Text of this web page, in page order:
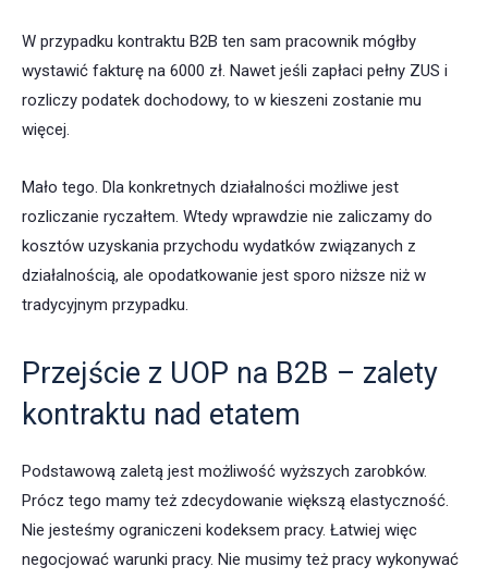
W przypadku kontraktu B2B ten sam pracownik mógłby
wystawić fakturę na 6000 zł. Nawet jeśli zapłaci pełny ZUS i
rozliczy podatek dochodowy, to w kieszeni zostanie mu
więcej.
Mało tego. Dla konkretnych działalności możliwe jest
rozliczanie ryczałtem. Wtedy wprawdzie nie zaliczamy do
kosztów uzyskania przychodu wydatków związanych z
działalnością, ale opodatkowanie jest sporo niższe niż w
tradycyjnym przypadku.
Przejście z UOP na B2B – zalety
kontraktu nad etatem
Podstawową zaletą jest możliwość wyższych zarobków.
Prócz tego mamy też zdecydowanie większą elastyczność.
Nie jesteśmy ograniczeni kodeksem pracy. Łatwiej więc
negocjować warunki pracy. Nie musimy też pracy wykonywać